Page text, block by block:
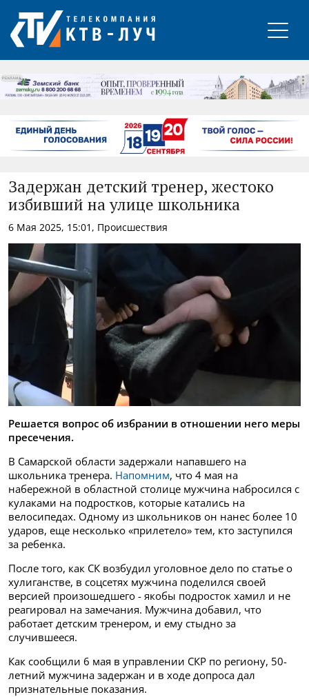
РЕКЛАМА
Задержан детский тренер, жестоко
избивший на улице школьника
6 Мая 2025, 15:01, Происшествия
Решается вопрос об избрании в отношении него меры
пресечения.
В Самарской области задержали напавшего на
школьника тренера. Напомним, что 4 мая на
набережной в областной столице мужчина набросился с
кулаками на подростков, которые катались на
велосипедах. Одному из школьников он нанес более 10
ударов, еще несколько «прилетело» тем, кто заступился
за ребенка.
После того, как СК возбудил уголовное дело по статье о
хулиганстве, в соцсетях мужчина поделился своей
версией произошедшего - якобы подросток хамил и не
реагировал на замечания. Мужчина добавил, что
работает детским тренером, и ему стыдно за
случившееся.
Как сообщили 6 мая в управлении СКР по региону, 50-
летний мужчина задержан и в ходе допроса дал
признательные показания.